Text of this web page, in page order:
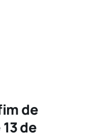
de
de